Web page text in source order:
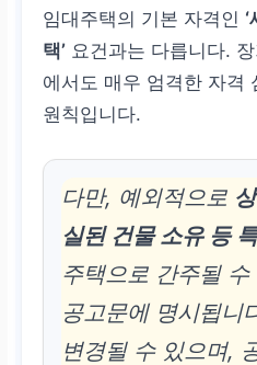
임대주택의 기본 자격인
택’ 요건과는 다릅니다.
에서도 매우 엄격한 자격
원칙입니다.
다만, 예외적으로
실된 건물 소유 등
주택으로 간주될
공고문에 명시됩니
변경될 수 있으며,